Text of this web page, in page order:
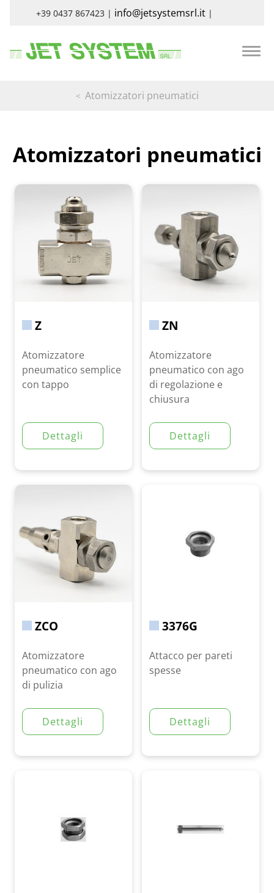
+39 0437 867423 | info@jetsystemsrl.it |
Atomizzatori pneumatici
Atomizzatori pneumatici
Z
Atomizzatore
pneumatico semplice
con tappo
Dettagli
ZN
Atomizzatore
pneumatico con ago
di regolazione e
chiusura
Dettagli
ZCO
Atomizzatore
pneumatico con ago
di pulizia
Dettagli
3376G
Attacco per pareti
spesse
Dettagli